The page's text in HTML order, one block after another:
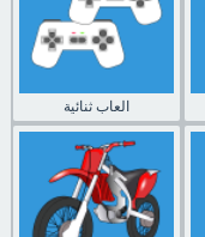
العاب ثنائية